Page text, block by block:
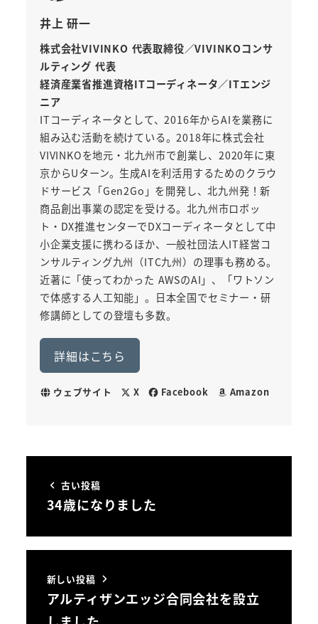
井上 研一
株式会社VIVINKO 代表取締役／VIVINKOコンサ
ルティング 代表
経済産業省推進資格ITコーディネータ／ITエンジ
ニア
ITコーディネータとして、2016年からAIを業務に
組み込む活動を続けている。2018年に株式会社
VIVINKOを地元・北九州市で創業し、2020年に東
京からUターン。生成AIを利活用するためのクラウ
ドサービス「Gen2Go」を開発し、北九州発！新
商品創出事業の認定を受ける。北九州市ロボッ
ト・DX推進センターでDXコーディネータとして中
小企業支援に携わるほか、一般社団法人IT経営コ
ンサルティング九州（ITC九州）の理事も務める。
近著に「使ってわかった AWSのAI」、「ワトソン
で体感する人工知能」。日本全国でセミナー・研
修講師としての登壇も多数。
詳細はこちら
ウェブサイト X Facebook Amazon
古い投稿
34歳になりました
新しい投稿
アルティザンエッジ合同会社を設立